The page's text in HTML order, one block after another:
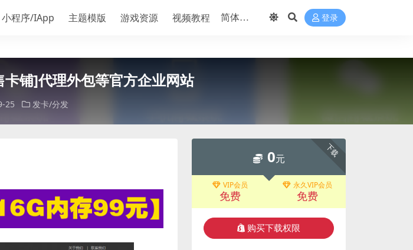
小程序/IApp 主题模版 游戏资源 视频教程 登录
卡铺]代理外包等官方企业网站
25 发卡/分发
下载
0元
VIP会员
免费
永久VIP会员
免费
购买下载权限